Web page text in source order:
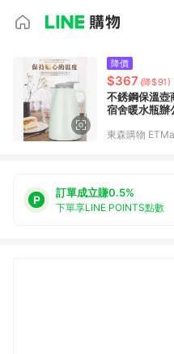
降價
$367 (降$91)
不銹鋼保溫壺
宿舍暖水瓶辦
東森購物
訂單成立賺0.5%
下單享LINE POINTS點數